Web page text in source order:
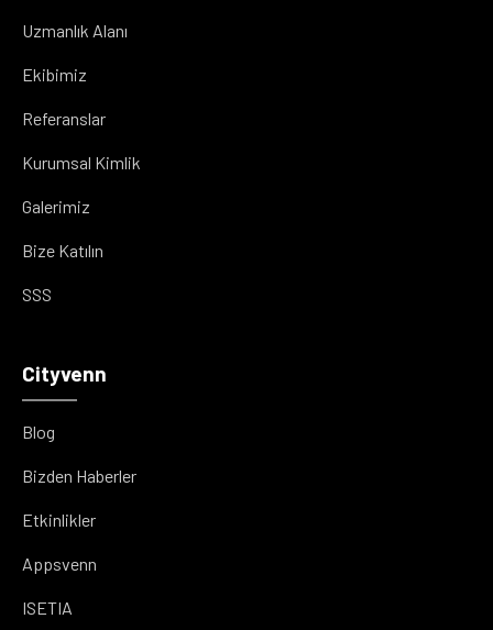
Uzmanlık Alanı
Ekibimiz
Referanslar
Kurumsal Kimlik
Galerimiz
Bize Katılın
SSS
Cityvenn
Blog
Bizden Haberler
Etkinlikler
Appsvenn
ISETIA